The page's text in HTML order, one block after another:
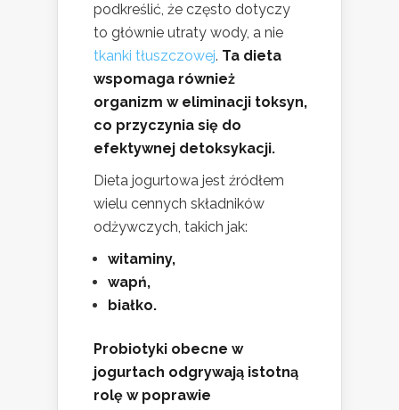
podkreślić, że często dotyczy
to głównie utraty wody, a nie
tkanki tłuszczowej. Ta dieta
wspomaga również
organizm w eliminacji toksyn,
co przyczynia się do
efektywnej detoksykacji.
Dieta jogurtowa jest źródłem
wielu cennych składników
odżywczych, takich jak:
witaminy,
wapń,
białko.
Probiotyki obecne w
jogurtach odgrywają istotną
rolę w poprawie